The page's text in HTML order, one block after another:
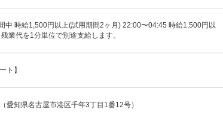
中 時給1,500円以上(試用期間2ヶ月) 22:00〜04:45 時給1,500円以
業代を1分単位で別途支給します。
ト】
愛知県名古屋市港区千年3丁目1番12号）